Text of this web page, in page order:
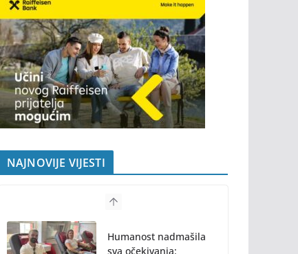
NAJNOVIJE VIJESTI
Humanost nadmašila
sva očekivanja: